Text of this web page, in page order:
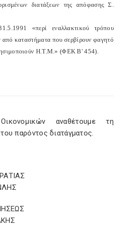
διατάξεων της απόφασης Σ.
«περί εναλλακτικού τρόπου
καταστήματα που σερβίρουν φαγητό
Η.Τ.Μ.» (ΦΕΚ Β' 454).
αναθέτουμε τη
παρόντος διατάγματος.